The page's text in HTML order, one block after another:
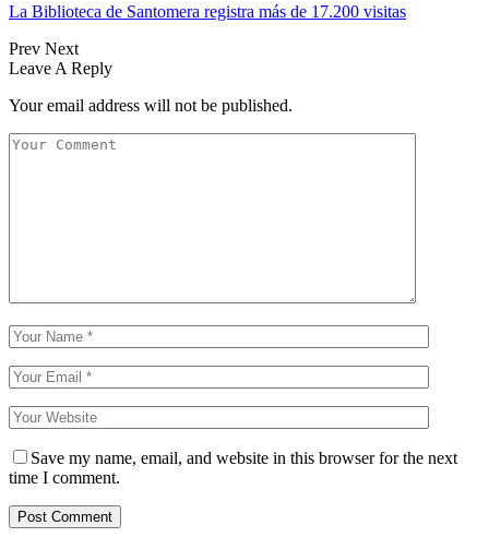
La Biblioteca de Santomera registra más de 17.200 visitas
Prev Next
Leave A Reply
Your email address will not be published.
Save my name, email, and website in this browser for the next
time I comment.